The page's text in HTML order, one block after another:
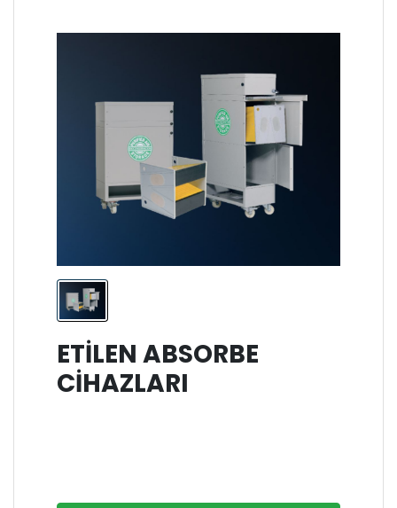
ETILEN ABSORBE
CIHAZLARI